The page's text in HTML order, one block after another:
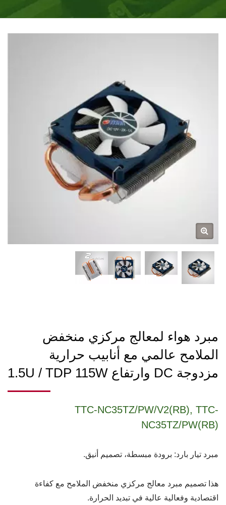
مبرد هواء لمعالج مركزي منخفض
الملامح عالمي مع أنابيب حرارية
مزدوجة DC وارتفاع 1.5U / TDP 115W
TTC-NC35TZ/PW/V2(RB), TTC-
NC35TZ/PW(RB)
مبرد تيار بارد: برودة مبسطة، تصميم أنيق.
هذا تصميم مبرد معالج مركزي منخفض الملامح مع كفاءة
اقتصادية وفعالية عالية في تبديد الحرارة.